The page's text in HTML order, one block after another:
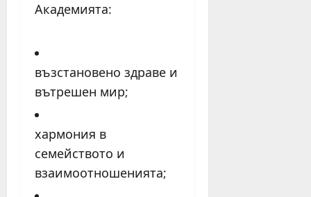
Академията:
възстановено здраве и
вътрешен мир;
хармония в
семейството и
взаимоотношенията;